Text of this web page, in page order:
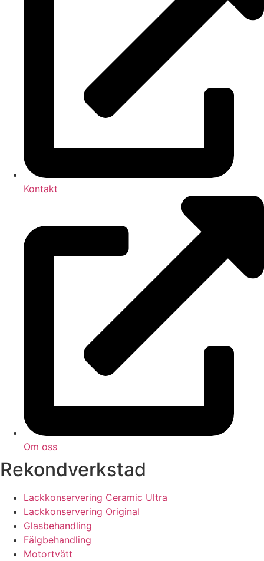
Kontakt
Om oss
Rekondverkstad
Lackkonservering Ceramic Ultra
Lackkonservering Original
Glasbehandling
Fälgbehandling
Motortvätt